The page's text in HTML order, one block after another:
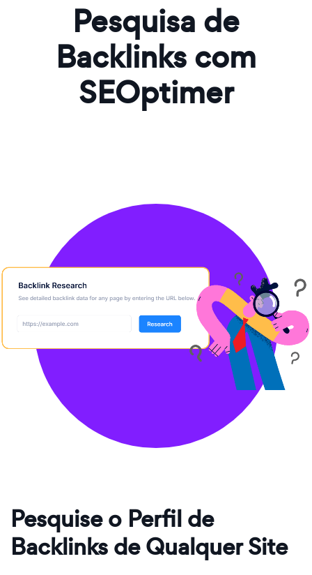
Pesquisa de
Backlinks com
SEOptimer
Pesquise o Perfil de
Backlinks de Qualquer Site